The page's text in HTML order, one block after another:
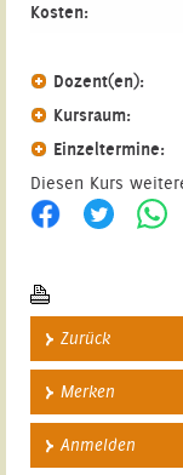
Kosten:
Dozent(en):
Kursraum:
Einzeltermine:
Diesen Kurs
Zurück
Merken
Anmelden